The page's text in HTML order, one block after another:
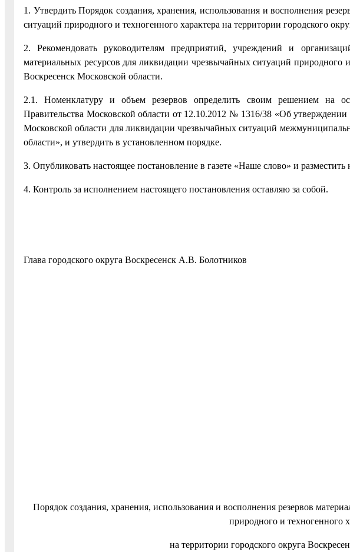
1. Утвердить Порядок создания, хранения, использования и восполнения
ситуаций природного и техногенного характера на территории городского
2. Рекомендовать руководителям предприятий, учреждений и
материальных ресурсов для ликвидации чрезвычайных ситуаций природного
Воскресенск Московской области.
2.1. Номенклатуру и объем резервов определить своим решением на
Правительства Московской области от 12.10.2012 № 1316/38 «Об
Московской области для ликвидации чрезвычайных ситуаций
области», и утвердить в установленном порядке.
3. Опубликовать настоящее постановление в газете «Наше слово» и
4. Контроль за исполнением настоящего постановления оставляю за собой.
Глава городского округа Воскресенск А.В. Болотников
Порядок создания, хранения, использования и восполнения резервов
природного и техногенного
на территории городского округа